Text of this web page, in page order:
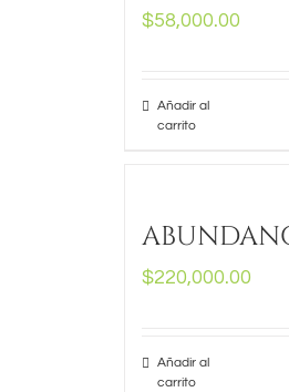
$58,000.00
Añadir al
carrito
$220,000.00
Añadir al
carrito